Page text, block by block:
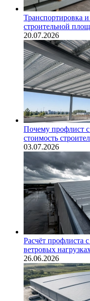
Транспортировка
строительной
20.07.2026
Почему профлист
стоимость
03.07.2026
Расчёт профлиста
ветровых
26.06.2026